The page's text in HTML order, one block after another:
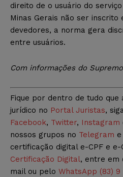
direito de o usuário do
Minas Gerais não ser inscrito
devedores, a norma gera
entre usuários.
Com informações do
Fique por dentro de tudo que
jurídico no Portal Juristas,
Facebook, Twitter, Instagram
nossos grupos no Telegram e
certificação digital e-CPF e e-
Certificação Digital, entre em
mail ou pelo WhatsApp (83) 9